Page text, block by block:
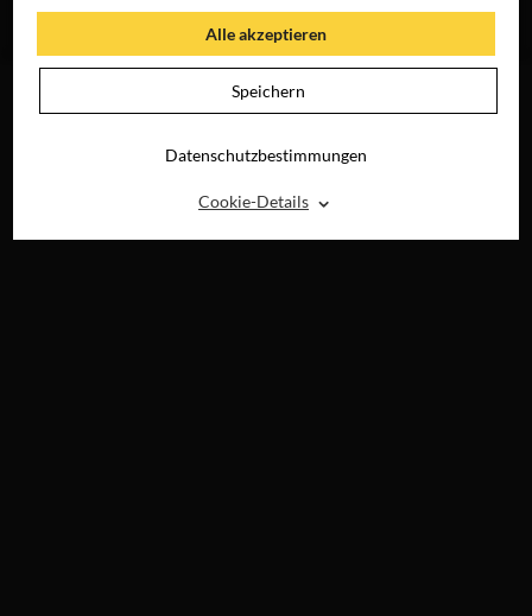
JETZT AUF DVD,
JETZT AUF BLU-
RAY, DVD &
DIGITAL
Alle akzeptieren
Speichern
Datenschutzbestimmungen
Cookie-Details ⌃